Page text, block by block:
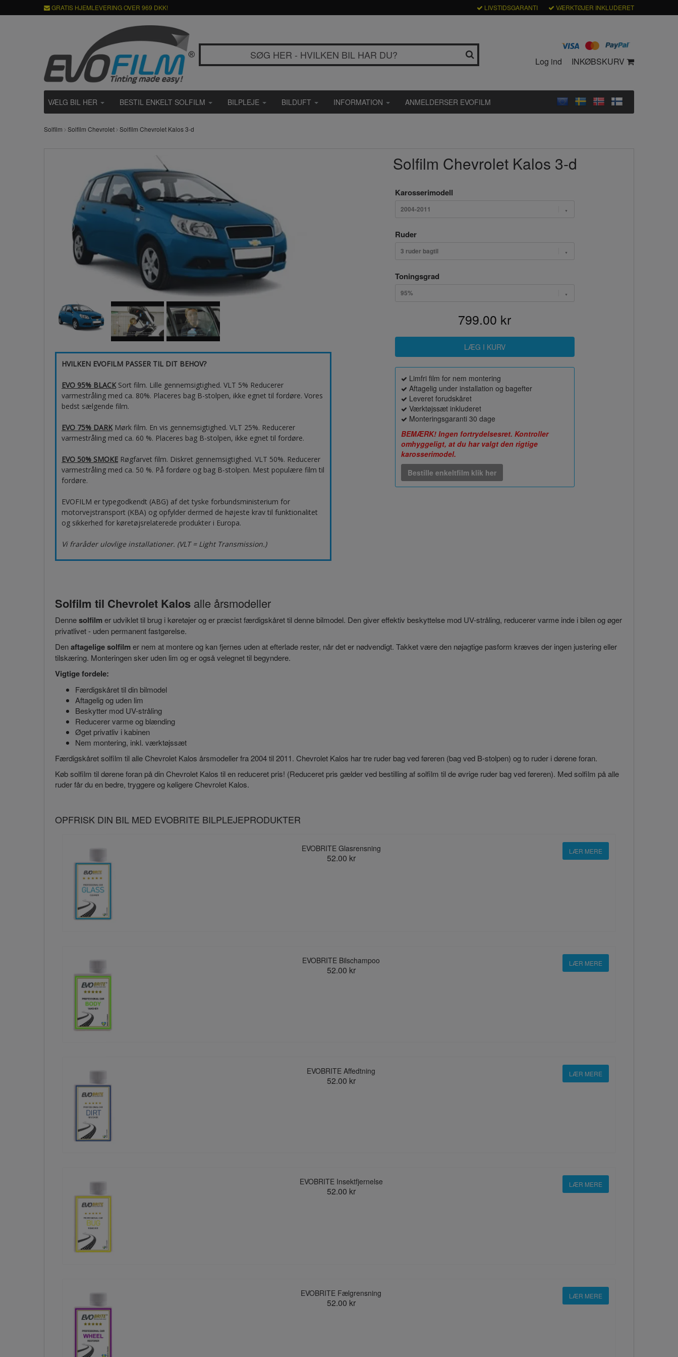
GRATIS HJEMLEVERING OVER 969 DKK! LIVSTIDSGARANTI VÆRKTØJER INKLUDERET
Log ind INKØBSKURV
VÆLG BIL HER BESTIL ENKELT SOLFILM BILPLEJE BILDUFT INFORMATION ANMELDERSER EVOFILM
Solfilm Solfilm Chevrolet Solfilm Chevrolet Kalos 3-d
HVILKEN EVOFILM PASSER TIL DIT BEHOV?
EVO 95% BLACKSort film. Lille gennemsigtighed. VLT 5% Reducerer
varmestråling med ca. 80%. Placeres bag B-stolpen, ikke egnet til fordøre. Vores
bedst sælgende film.
EVO 75% DARKMørk film. En vis gennemsigtighed. VLT 25%. Reducerer
varmestråling med ca. 60 %. Placeres bag B-stolpen, ikke egnet til fordøre.
EVO 50% SMOKE Røgfarvet film. Diskret gennemsigtighed. VLT 50%. Reducerer
varmestråling med ca. 50 %. På fordøre og bag B-stolpen. Mest populære film til
fordøre.
EVOFILM er typegodkendt (ABG) af det tyske forbundsministerium for
motorvejstransport (KBA) og opfylder dermed de højeste krav til funktionalitet
og sikkerhed for køretøjsrelaterede produkter i Europa.
Vi fraråder ulovlige installationer. (VLT = Light Transmission.)
Solfilm Chevrolet Kalos 3-d
Karosserimodell
2004-2011
Ruder
3 ruder bagtil
Toningsgrad
95%
799.00 kr
Limfri film for nem montering
Aftagelig under installation og bagefter
Leveret forudskåret
Værktøjssæt inkluderet
Monteringsgaranti 30 dage
BEMÆRK! Ingen fortrydelsesret. Kontroller
omhyggeligt, at du har valgt den rigtige
karosserimodel.
Bestille enkeltfilm klik her
Solfilm til Chevrolet Kalos alle årsmodeller
Dennesolfilmer udviklet til brug i køretøjer og er præcist færdigskåret til denne bilmodel. Den giver effektiv beskyttelse mod UV-stråling, reducerer varme inde i bilen og øger
privatlivet - uden permanent fastgørelse.
Denaftagelige solfilmer nem at montere og kan fjernes uden at efterlade rester, når det er nødvendigt. Takket være den nøjagtige pasform kræves der ingen justering eller
tilskæring. Monteringen sker uden lim og er også velegnet til begyndere.
Vigtige fordele:
Færdigskåret til din bilmodel
Aftagelig og uden lim
Beskytter mod UV-stråling
Reducerer varme og blænding
Øget privatliv i kabinen
Nem montering, inkl. værktøjssæt
Færdigskåret solfilm til alle Chevrolet Kalos årsmodeller fra 2004 til 2011. Chevrolet Kalos har tre ruder bag ved føreren (bag ved B-stolpen) og to ruder i dørene foran.
Køb solfilm til dørene foran på din Chevrolet Kalos til en reduceret pris! (Reduceret pris gælder ved bestilling af solfilm til de øvrige ruder bag ved føreren). Med solfilm på alle
ruder får du en bedre, tryggere og køligere Chevrolet Kalos.
OPFRISK DIN BIL MED EVOBRITE BILPLEJEPRODUKTER
EVOBRITE Glasrensning
52.00 kr
LÆR MERE
EVOBRITE Bilschampoo
52.00 kr
LÆR MERE
EVOBRITE Affedtning
52.00 kr
LÆR MERE
EVOBRITE Insektfjernelse
52.00 kr
LÆR MERE
EVOBRITE Fælgrensning
52.00 kr
LÆR MERE